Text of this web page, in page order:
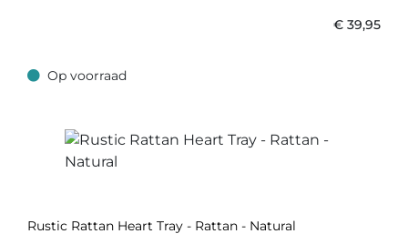
€ 39,95
Op voorraad
Op voorraad
Rustic Rattan Heart Tray - Rattan - Natural